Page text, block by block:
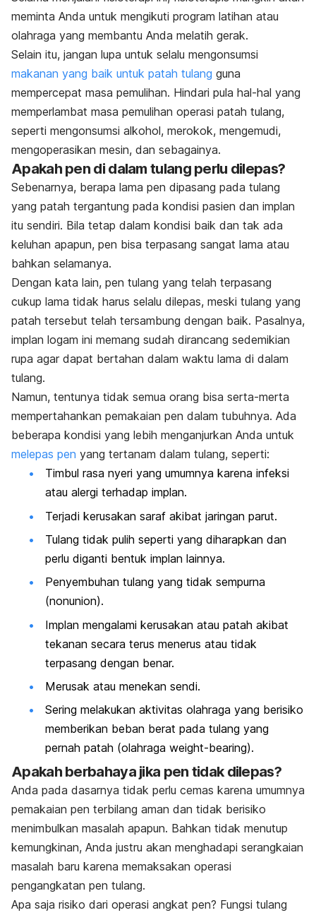
meminta Anda untuk mengikuti program latihan atau
olahraga yang membantu Anda melatih gerak.
Selain itu, jangan lupa untuk selalu mengonsumsi
makanan yang baik untuk patah tulang guna
mempercepat masa pemulihan. Hindari pula hal-hal yang
memperlambat masa pemulihan operasi patah tulang,
seperti mengonsumsi alkohol, merokok, mengemudi,
mengoperasikan mesin, dan sebagainya.
Apakah pen di dalam tulang perlu dilepas?
Sebenarnya, berapa lama pen dipasang pada tulang
yang patah tergantung pada kondisi pasien dan implan
itu sendiri. Bila tetap dalam kondisi baik dan tak ada
keluhan apapun, pen bisa terpasang sangat lama atau
bahkan selamanya.
Dengan kata lain, pen tulang yang telah terpasang
cukup lama tidak harus selalu dilepas, meski tulang yang
patah tersebut telah tersambung dengan baik. Pasalnya,
implan logam ini memang sudah dirancang sedemikian
rupa agar dapat bertahan dalam waktu lama di dalam
tulang.
Namun, tentunya tidak semua orang bisa serta-merta
mempertahankan pemakaian pen dalam tubuhnya. Ada
beberapa kondisi yang lebih menganjurkan Anda untuk
melepas pen yang tertanam dalam tulang, seperti:
Timbul rasa nyeri yang umumnya karena infeksi
atau alergi terhadap implan.
Terjadi kerusakan saraf akibat jaringan parut.
Tulang tidak pulih seperti yang diharapkan dan
perlu diganti bentuk implan lainnya.
Penyembuhan tulang yang tidak sempurna
(nonunion).
Implan mengalami kerusakan atau patah akibat
tekanan secara terus menerus atau tidak
terpasang dengan benar.
Merusak atau menekan sendi.
Sering melakukan aktivitas olahraga yang berisiko
memberikan beban berat pada tulang yang
pernah patah (olahraga weight-bearing).
Apakah berbahaya jika pen tidak dilepas?
Anda pada dasarnya tidak perlu cemas karena umumnya
pemakaian pen terbilang aman dan tidak berisiko
menimbulkan masalah apapun. Bahkan tidak menutup
kemungkinan, Anda justru akan menghadapi serangkaian
masalah baru karena memaksakan operasi
pengangkatan pen tulang.
Apa saja risiko dari operasi angkat pen? Fungsi tulang